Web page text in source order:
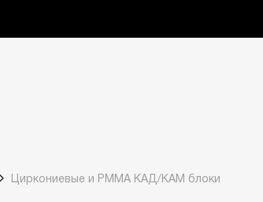
Циркониевые и РММА КАД/КАМ блоки